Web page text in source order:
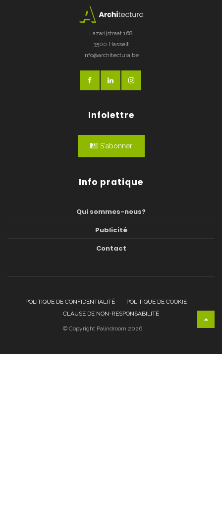
Lazarijstraat 168
3500 Hasselt
info@architectura.be
Infolettre
S'abonner
Info pratique
Qui sommes-nous?
Publicité
Contact
POLITIQUE DE CONFIDENTIALITÉ
POLITIQUE DE COOKIE
CLAUSE DE NON-RESPONSABILITÉ
© Copyright Palindroom 2026